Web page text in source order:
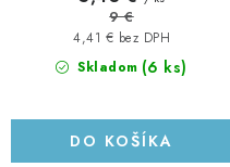
Skladom (6 ks)
4,41 € bez DPH
9 €
DO KOŠÍKA